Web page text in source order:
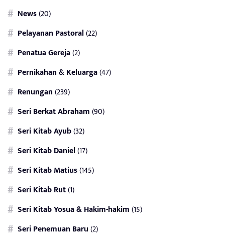
News(20)
Pelayanan Pastoral(22)
Penatua Gereja(2)
Pernikahan & Keluarga(47)
Renungan(239)
Seri Berkat Abraham(90)
Seri Kitab Ayub(32)
Seri Kitab Daniel(17)
Seri Kitab Matius(145)
Seri Kitab Rut(1)
Seri Kitab Yosua & Hakim-hakim(15)
Seri Penemuan Baru(2)